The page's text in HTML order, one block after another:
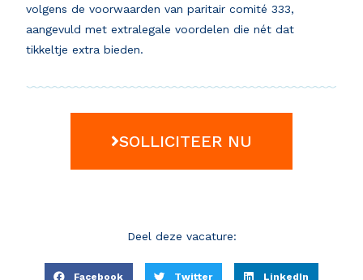
volgens de voorwaarden van paritair comité 333,
aangevuld met extralegale voordelen die nét dat
tikkeltje extra bieden.
SOLLICITEER NU
Deel deze vacature:
Facebook Twitter LinkedIn